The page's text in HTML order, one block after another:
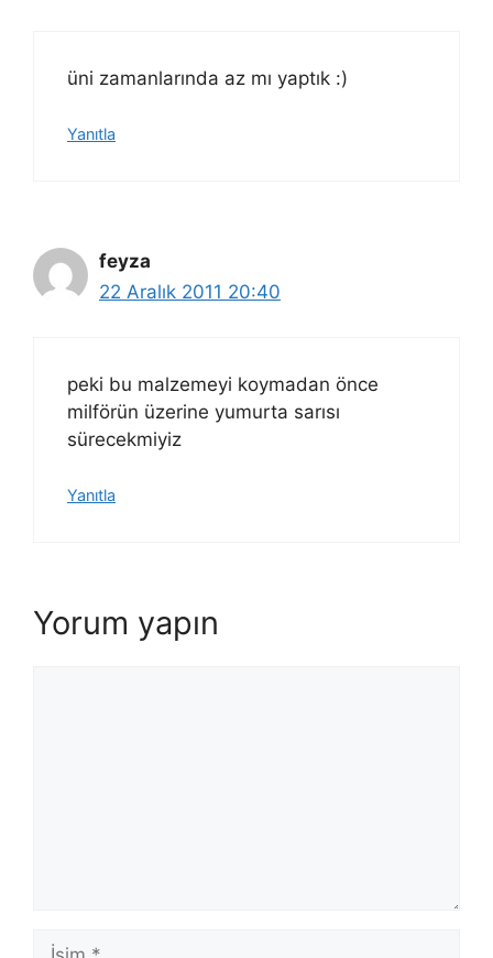
üni zamanlarında az mı yaptık :)
Yanıtla
feyza
22 Aralık 2011 20:40
peki bu malzemeyi koymadan önce
milförün üzerine yumurta sarısı
sürecekmiyiz
Yanıtla
Yorum yapın
İsim